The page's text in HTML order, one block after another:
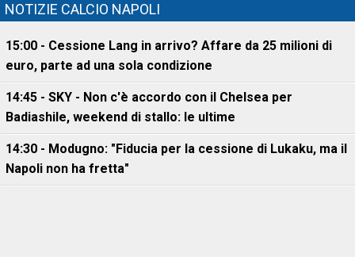
NOTIZIE CALCIO NAPOLI
15:00 - Cessione Lang in arrivo? Affare da 25 milioni di
euro, parte ad una sola condizione
14:45 - SKY - Non c'è accordo con il Chelsea per
Badiashile, weekend di stallo: le ultime
14:30 - Modugno: "Fiducia per la cessione di Lukaku, ma il
Napoli non ha fretta"